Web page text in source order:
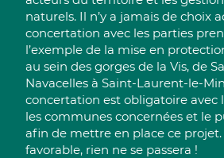
naturels. Il n’y a jamais de choix
concertation avec les parties
l’exemple de la mise en
au sein des gorges de la Vis, de
Navacelles à Saint-Laurent-le-
concertation est obligatoire avec
les communes concernées et le
afin de mettre en place ce projet.
favorable, rien ne se passera !